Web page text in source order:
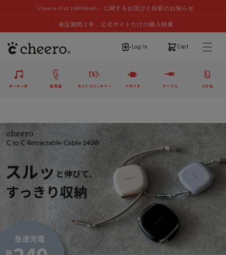
「cheero Flat 10000mAh」に関するお詫びと回収のお知らせ
「保証期間２年」公式サイトだけの購入特典
Log In
ログイン Cart
カート
オーディオ 集音器 モバイルバッテリー アダプタ ケーブル その他